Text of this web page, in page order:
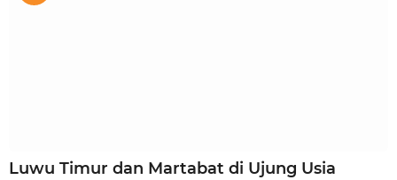
Luwu Timur dan Martabat di Ujung Usia